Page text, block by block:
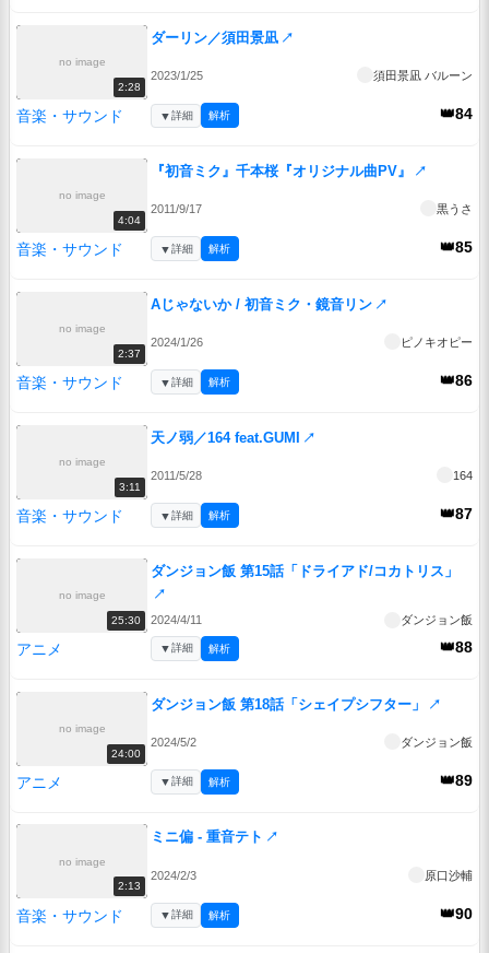
no image
2:28
ダーリン／須田景凪 ↗
2023/1/25 須田景凪 バルーン
音楽・サウンド 👑84
▼詳細 解析
no image
4:04
『初音ミク』千本桜『オリジナル曲PV』 ↗
2011/9/17 黒うさ
音楽・サウンド 👑85
▼詳細 解析
no image
2:37
Aじゃないか / 初音ミク・鏡音リン ↗
2024/1/26 ピノキオピー
音楽・サウンド 👑86
▼詳細 解析
no image
3:11
天ノ弱／164 feat.GUMI ↗
2011/5/28 164
音楽・サウンド 👑87
▼詳細 解析
no image
25:30
ダンジョン飯 第15話「ドライアド/コカトリス」
↗
2024/4/11 ダンジョン飯
アニメ 👑88
▼詳細 解析
no image
24:00
ダンジョン飯 第18話「シェイプシフター」 ↗
2024/5/2 ダンジョン飯
アニメ 👑89
▼詳細 解析
no image
2:13
ミニ偏 - 重音テト ↗
2024/2/3 原口沙輔
音楽・サウンド 👑90
▼詳細 解析